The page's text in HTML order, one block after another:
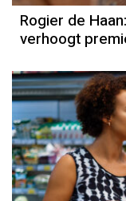
Rogier de
verhoogt